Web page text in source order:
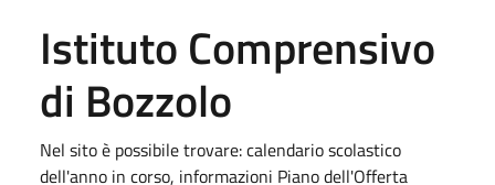
Istituto Comprensivo
di Bozzolo
Nel sito è possibile trovare: calendario scolastico
dell'anno in corso, informazioni Piano dell'Offerta